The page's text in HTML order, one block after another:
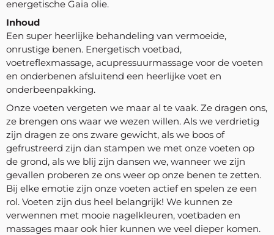
energetische Gaia olie.
Inhoud
Een super heerlijke behandeling van vermoeide,
onrustige benen. Energetisch voetbad,
voetreflexmassage, acupressuurmassage voor de voeten
en onderbenen afsluitend een heerlijke voet en
onderbeenpakking.
Onze voeten vergeten we maar al te vaak. Ze dragen ons,
ze brengen ons waar we wezen willen. Als we verdrietig
zijn dragen ze ons zware gewicht, als we boos of
gefrustreerd zijn dan stampen we met onze voeten op
de grond, als we blij zijn dansen we, wanneer we zijn
gevallen proberen ze ons weer op onze benen te zetten.
Bij elke emotie zijn onze voeten actief en spelen ze een
rol. Voeten zijn dus heel belangrijk! We kunnen ze
verwennen met mooie nagelkleuren, voetbaden en
massages maar ook hier kunnen we veel dieper komen.